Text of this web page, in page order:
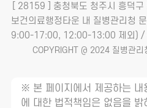
[ 28159 ] 충청북도 청주시 흥덕
보건의료행정타운 내 질병관리청
9:00-17:00, 12:00-13:00 제외) /
COPYRIGHT @ 2024 질병관리
※ 본 페이지에서 제공하는 내
에 대한 법적책임은 없음을